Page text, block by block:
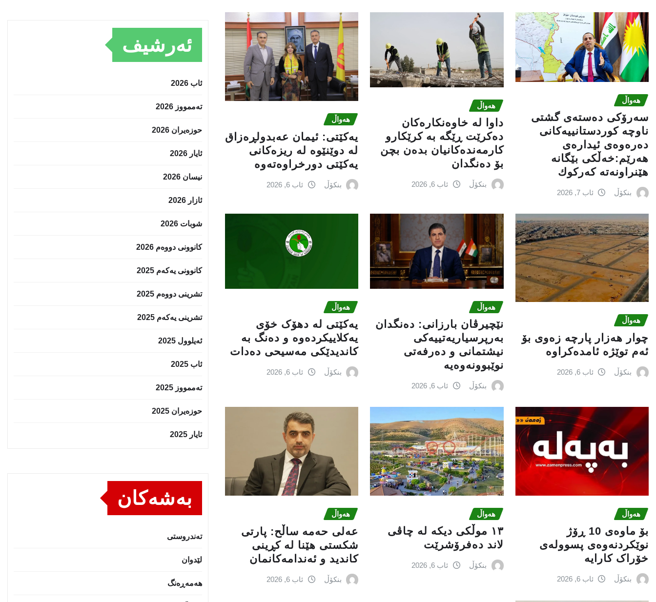
هەواڵ
سه‌رۆكی دەستەی گشتی
ناوچە كوردستانییەكانی
دەرەوەی ئیدارەی
هەرێم:خه‌ڵكی بێگانه‌
هێنراونه‌ته‌ كه‌ركوك
بنکۆڵ ئاب 7, 2026
هەواڵ
داوا لە خاوەنکارەکان
دەکرێت ڕێگە بە کرێکارو
کارمەندەکانیان بدەن بچن
بۆ دەنگدان
بنکۆڵ ئاب 6, 2026
هەواڵ
یه‌كێتی: ئیمان عه‌بدولڕه‌زاق
له‌ دوێنێوه‌ له‌ ریزه‌كانی
یه‌كێتی دورخراوه‌ته‌وه‌
بنکۆڵ ئاب 6, 2026
هەواڵ
چوار هەزار پارچە زەوی بۆ
ئەم توێژە ئامدەکراوە
بنکۆڵ ئاب 6, 2026
هەواڵ
نێچيرڤان بارزانى: دەنگدان
بەرپرسیاريه‌تییەکی
نیشتمانى و دەرفەتی
نوێبوونەوەیە
بنکۆڵ ئاب 6, 2026
هەواڵ
یەکێتی لە دهۆک خۆی
یەکلاییکردەوە و دەنگ بە
کاندیدێکی مەسیحی دەدات
بنکۆڵ ئاب 6, 2026
هەواڵ
بۆ ماوەی 10 ڕۆژ
نوێکردنەوەی پسوولەی
خۆراک کارایە
بنکۆڵ ئاب 6, 2026
هەواڵ
١٣ موڵکی دیکە لە چاڤی
لاند دەفرۆشرێت
بنکۆڵ ئاب 6, 2026
هەواڵ
عه‌لی‌ حه‌مه‌ ساڵح: پارتی‌
شكستی‌ هێنا له‌ كڕینی‌
كاندید و ئه‌ندامه‌كانمان
بنکۆڵ ئاب 6, 2026
ئەرشیف
ئاب 2026
تەممووز 2026
حوزه‌یران 2026
ئایار 2026
نیسان 2026
ئازار 2026
شوبات 2026
کانوونی دووەم 2026
کانوونی یەکەم 2025
تشرینی دووەم 2025
تشرینی یەکەم 2025
ئەیلوول 2025
ئاب 2025
تەممووز 2025
حوزه‌یران 2025
ئایار 2025
بەشەکان
تەندروستى
لێدوان
هەمەڕەنگ